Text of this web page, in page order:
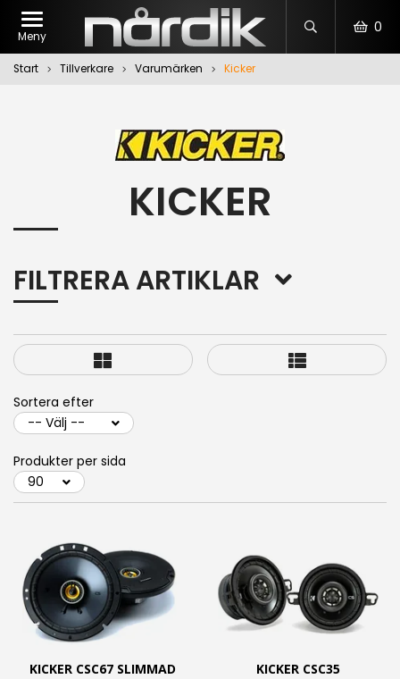
Start Tillverkare Varumärken Kicker
KICKER
FILTRERA ARTIKLAR
Sortera efter
Produkter per sida
KICKER CSC67 SLIMMAD
KICKER CSC35
Meny
0